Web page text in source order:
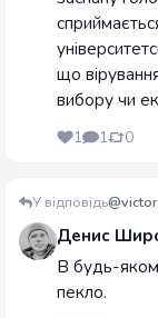
що
вибору чи
1 1 0
У відповідь
Денис
В будь-
пекло.